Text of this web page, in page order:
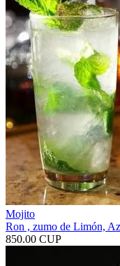
Mojito
Ron , zumo de Limón,
850.00 CUP